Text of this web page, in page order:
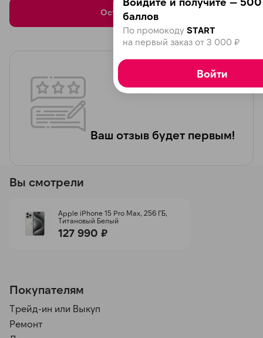
Ваш отзыв будет первым!
Оставить отзыв
Вы смотрели
Apple iPhone 15 Pro Max, 256 ГБ,
Титановый Белый
127 990 ₽
Покупателям
Трейд-ин или Выкуп
Ремонт
баллов
По промокоду START
на первый заказ от 3 000 ₽
Войти